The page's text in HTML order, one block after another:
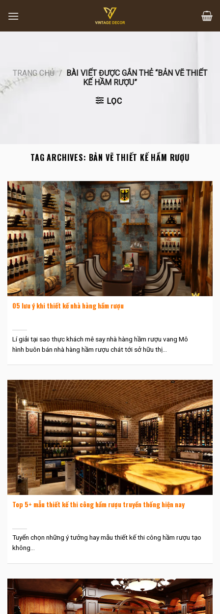
content
TRANG CHỦ / BÀI VIẾT ĐƯỢC GẮN THẺ “BẢN VẼ THIẾT
KẾ HẦM RƯỢU”
LỌC
TAG ARCHIVES: BẢN VẼ THIẾT KẾ HẦM RƯỢU
05 lưu ý khi thiết kế nhà hàng hầm rượu
Lí giải tại sao thực khách mê say nhà hàng hầm rượu vang Mô
hình buôn bán nhà hàng hầm rượu chát tới sở hữu thị...
Top 5+ mẫu thiết kế thi công hầm rượu truyền thống hiện nay
Tuyển chọn những ý tưởng hay mẫu thiết kế thi công hầm rượu tạo
không...